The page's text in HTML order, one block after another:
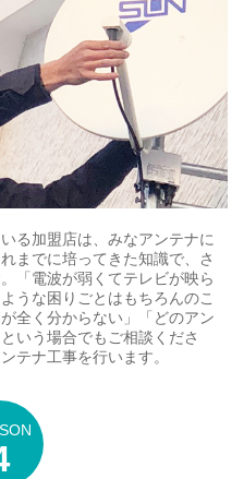
る加盟店は、みなアンテナに
までに培ってきた知識で、さ
「電波が弱くてテレビが映ら
うな困りごとはもちろんのこ
全く分からない」「どのアン
いう場合でもご相談くださ
テナ工事を行います。